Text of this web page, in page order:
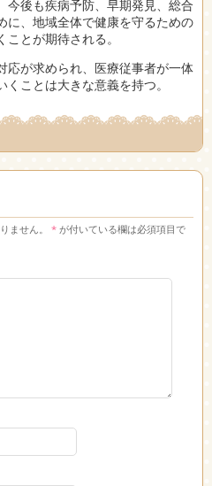
今後も疾病予防、早期発見、総合
に、地域全体で健康を守るための
とが期待される。
応が求められ、医療従事者が一体
ことは大きな意義を持つ。
ません。 * が付いている欄は必須項目で